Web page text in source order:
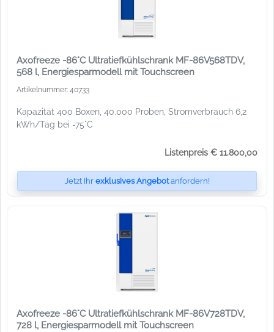
Axofreeze -86°C Ultratiefkühlschrank MF-86V568TDV,
568 l, Energiesparmodell mit Touchscreen
Artikelnummer: 40733
Kapazität 400 Boxen, 40.000 Proben, Stromverbrauch 6,2
kWh/Tag bei -75°C
Listenpreis € 11.800,00
Jetzt Ihr exklusives Angebotanfordern!
Axofreeze -86°C Ultratiefkühlschrank MF-86V728TDV,
728 l, Energiesparmodell mit Touchscreen